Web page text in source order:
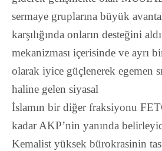
sermaye gruplarına büyük
karşılığında onların desteğini
mekanizması içerisinde ve ayrı
olarak iyice güçlenerek egemen
haline gelen siyasal
İslamın bir diğer fraksiyonu
kadar AKP’nin yanında
Kemalist yüksek bürokrasinin